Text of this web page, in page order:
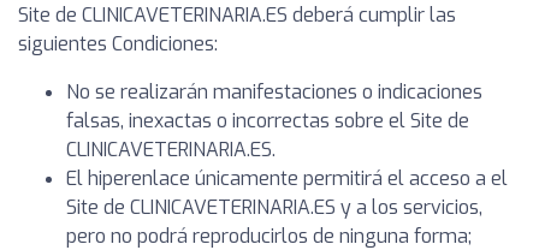
Site de CLINICAVETERINARIA.ES deberá cumplir las
siguientes Condiciones:
No se realizarán manifestaciones o indicaciones
falsas, inexactas o incorrectas sobre el Site de
CLINICAVETERINARIA.ES.
El hiperenlace únicamente permitirá el acceso a el
Site de CLINICAVETERINARIA.ES y a los servicios,
pero no podrá reproducirlos de ninguna forma;